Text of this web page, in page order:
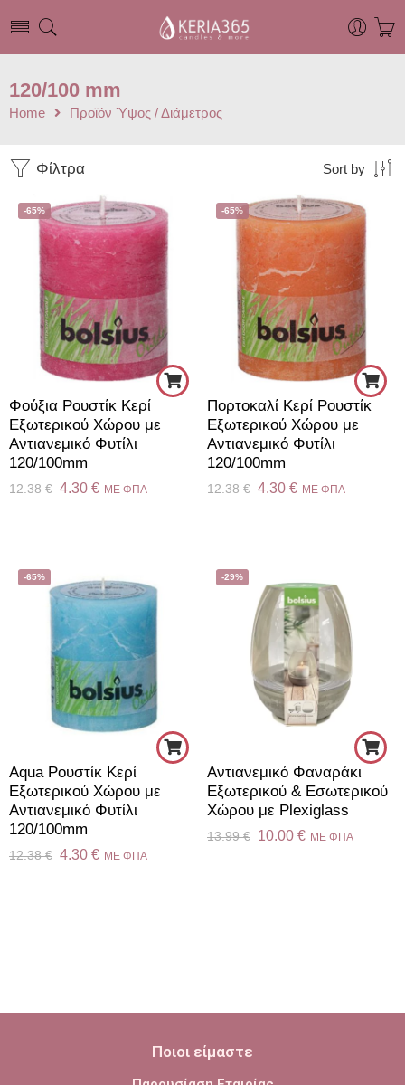
120/100 mm
Home Προϊόν Ύψος / Διάμετρος
Φίλτρα Sort by
-65%
Φούξια Ρουστίκ Κερί
Εξωτερικού Χώρου με
Αντιανεμικό Φυτίλι
120/100mm
12.38€ 4.30 € ME ΦΠΑ
-65%
Πορτοκαλί Κερί Ρουστίκ
Εξωτερικού Χώρου με
Αντιανεμικό Φυτίλι
120/100mm
12.38€ 4.30 € ME ΦΠΑ
-65%
Aqua Ρουστίκ Κερί
Εξωτερικού Χώρου με
Αντιανεμικό Φυτίλι
120/100mm
12.38€ 4.30 € ME ΦΠΑ
-29%
Αντιανεμικό Φαναράκι
Εξωτερικού & Εσωτερικού
Χώρου με Plexiglass
13.99€ 10.00 € ME ΦΠΑ
Ποιοι είμαστε